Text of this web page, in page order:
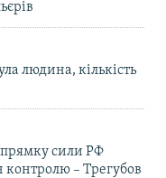
людина, кількість
сили РФ
контролю – Трегубов